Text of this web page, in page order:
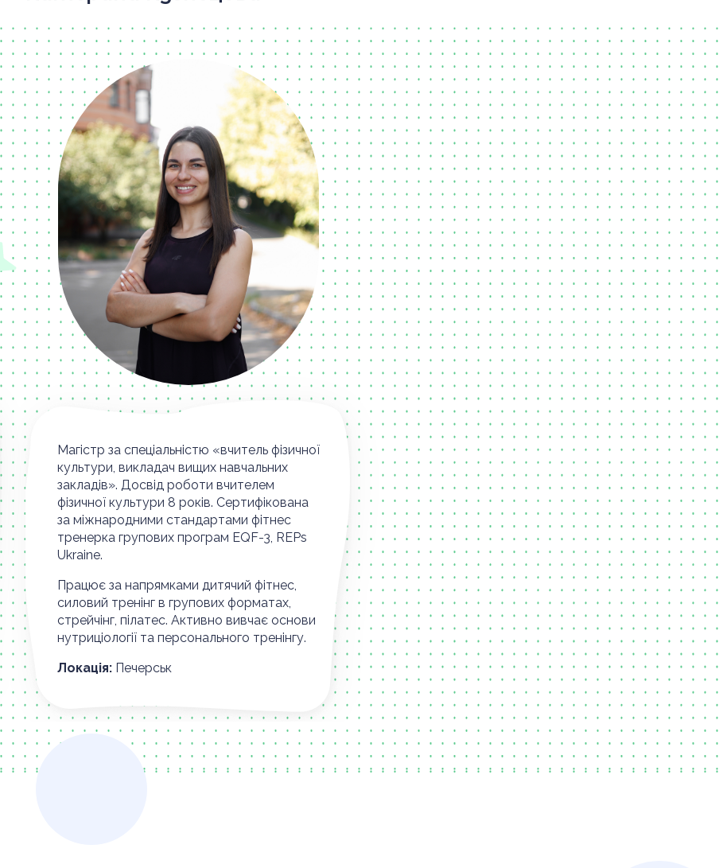
Магістр за спеціальністю «вчитель фізичної
культури, викладач вищих навчальних
закладів». Досвід роботи вчителем
фізичної культури 8 років. Сертифікована
за міжнародними стандартами фітнес
тренерка групових програм EQF-3, REPs
Ukraine.
Працює за напрямками дитячий фітнес,
силовий тренінг в групових форматах,
стрейчінг, пілатес. Активно вивчає основи
нутриціології та персонального тренінгу.
Локація: Печерськ